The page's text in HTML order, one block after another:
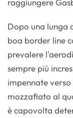
raggiungere
Dopo una lunga
boa border line
prevalere
sempre più
impennate
mozzafiato al
è capovolta